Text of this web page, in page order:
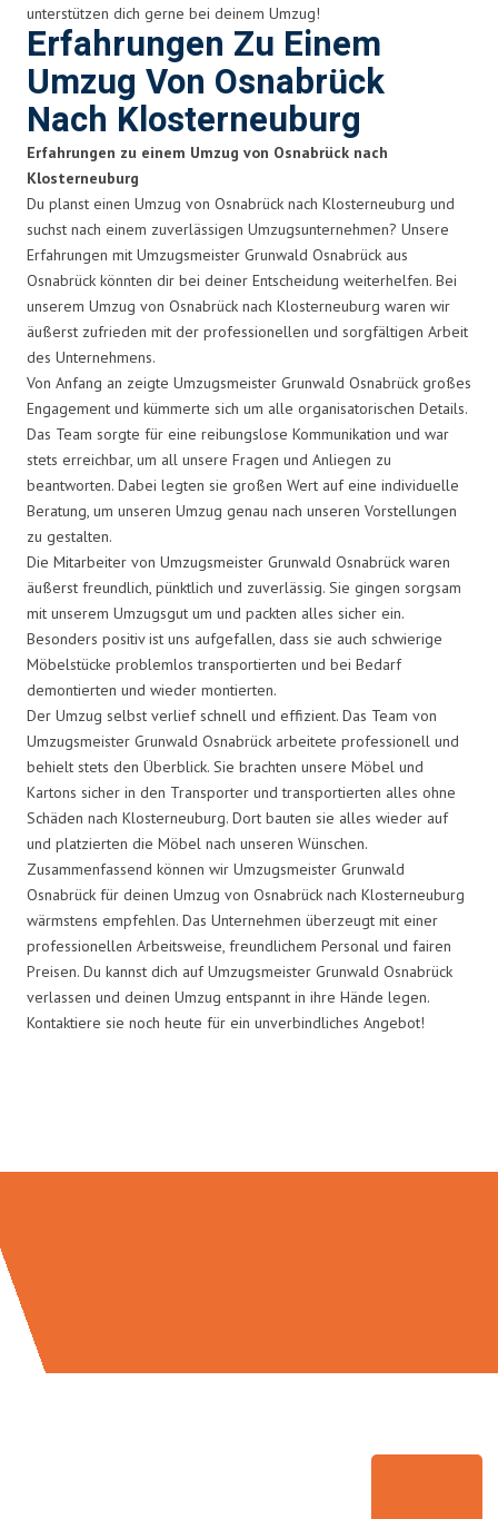
unterstützen dich gerne bei deinem Umzug!
Erfahrungen Zu Einem
Umzug Von Osnabrück
Nach Klosterneuburg
Erfahrungen zu einem Umzug von Osnabrück nach
Klosterneuburg
Du planst einen Umzug von Osnabrück nach Klosterneuburg und
suchst nach einem zuverlässigen Umzugsunternehmen? Unsere
Erfahrungen mit Umzugsmeister Grunwald Osnabrück aus
Osnabrück könnten dir bei deiner Entscheidung weiterhelfen. Bei
unserem Umzug von Osnabrück nach Klosterneuburg waren wir
äußerst zufrieden mit der professionellen und sorgfältigen Arbeit
des Unternehmens.
Von Anfang an zeigte Umzugsmeister Grunwald Osnabrück großes
Engagement und kümmerte sich um alle organisatorischen Details.
Das Team sorgte für eine reibungslose Kommunikation und war
stets erreichbar, um all unsere Fragen und Anliegen zu
beantworten. Dabei legten sie großen Wert auf eine individuelle
Beratung, um unseren Umzug genau nach unseren Vorstellungen
zu gestalten.
Die Mitarbeiter von Umzugsmeister Grunwald Osnabrück waren
äußerst freundlich, pünktlich und zuverlässig. Sie gingen sorgsam
mit unserem Umzugsgut um und packten alles sicher ein.
Besonders positiv ist uns aufgefallen, dass sie auch schwierige
Möbelstücke problemlos transportierten und bei Bedarf
demontierten und wieder montierten.
Der Umzug selbst verlief schnell und effizient. Das Team von
Umzugsmeister Grunwald Osnabrück arbeitete professionell und
behielt stets den Überblick. Sie brachten unsere Möbel und
Kartons sicher in den Transporter und transportierten alles ohne
Schäden nach Klosterneuburg. Dort bauten sie alles wieder auf
und platzierten die Möbel nach unseren Wünschen.
Zusammenfassend können wir Umzugsmeister Grunwald
Osnabrück für deinen Umzug von Osnabrück nach Klosterneuburg
wärmstens empfehlen. Das Unternehmen überzeugt mit einer
professionellen Arbeitsweise, freundlichem Personal und fairen
Preisen. Du kannst dich auf Umzugsmeister Grunwald Osnabrück
verlassen und deinen Umzug entspannt in ihre Hände legen.
Kontaktiere sie noch heute für ein unverbindliches Angebot!